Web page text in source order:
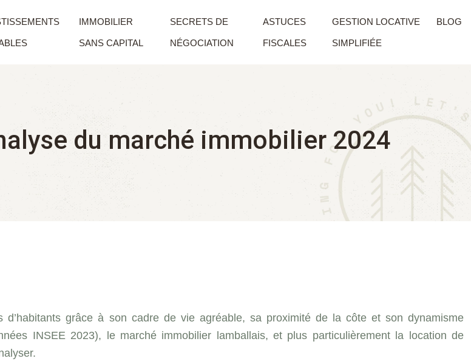
IMMOBILIER
SANS CAPITAL
SECRETS DE
NÉGOCIATION
ASTUCES
FISCALES
GESTION LOCATIVE
SIMPLIFIÉE
BLOG
du marché immobilier 2024
d’habitants grâce à son cadre de vie agréable, sa proximité de la côte et son dynamisme
INSEE 2023), le marché immobilier lamballais, et plus particulièrement la location de